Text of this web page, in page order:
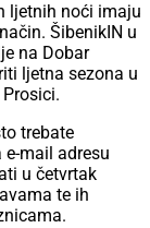
ljetnih noći imaju
ŠibenikIN u
na Dobar
ljetna sezona u
trebate
mail adresu
u četvrtak
te ih